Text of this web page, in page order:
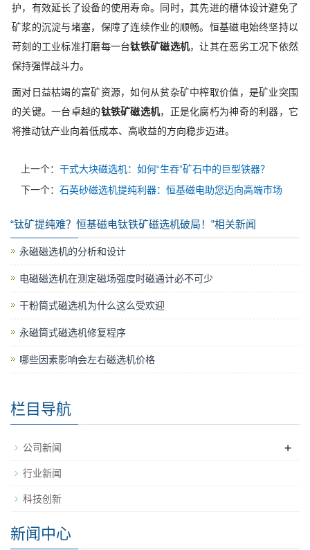
护，有效延长了设备的使用寿命。同时，其先进的槽体设计避免了
矿浆的沉淀与堵塞，保障了连续作业的顺畅。恒基磁电始终坚持以
苛刻的工业标准打磨每一台钛铁矿磁选机，让其在恶劣工况下依然
保持强悍战斗力。
面对日益枯竭的富矿资源，如何从贫杂矿中榨取价值，是矿业突围
的关键。一台卓越的钛铁矿磁选机，正是化腐朽为神奇的利器，它
将推动钛产业向着低成本、高收益的方向稳步迈进。
上一个： 干式大块磁选机：如何“生吞”矿石中的巨型铁器？
下一个： 石英砂磁选机提纯利器：恒基磁电助您迈向高端市场
“钛矿提纯难？恒基磁电钛铁矿磁选机破局！”相关新闻
永磁磁选机的分析和设计
电磁磁选机在测定磁场强度时磁通计必不可少
干粉筒式磁选机为什么这么受欢迎
永磁筒式磁选机修复程序
哪些因素影响会左右磁选机价格
栏目导航
公司新闻 +
行业新闻
科技创新
新闻中心